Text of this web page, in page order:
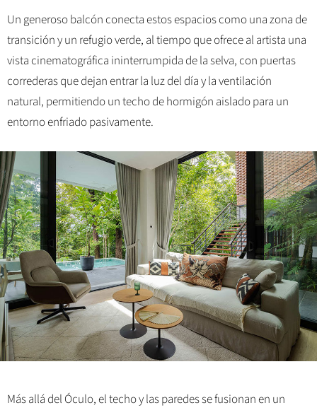
Un generoso balcón conecta estos espacios como una zona de
transición y un refugio verde, al tiempo que ofrece al artista una
vista cinematográfica ininterrumpida de la selva, con puertas
correderas que dejan entrar la luz del día y la ventilación
natural, permitiendo un techo de hormigón aislado para un
entorno enfriado pasivamente.
Más allá del Óculo, el techo y las paredes se fusionan en un